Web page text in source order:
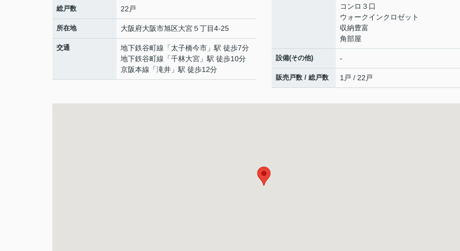
総戸数 22戸
所在地 大阪府大阪市旭区大宮５丁目4-25
交通 地下鉄谷町線 「太子橋今市 」駅 徒歩7分
地下鉄谷町線 「千林大宮 」駅 徒歩10分
京阪本線 「滝井 」駅 徒歩12分
コンロ３口
ウォークインクロゼット
収納豊富
角部屋
設備(その他) -
販売戸数 / 総戸数 1戸 / 22戸